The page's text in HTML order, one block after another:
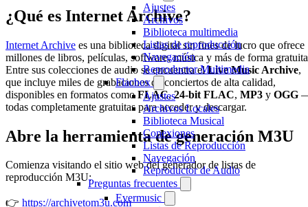
Ajustes
Archivos
Biblioteca multimedia
Listas de reproducción
Navegación
Reproductor Multimedia
Flacbox
Ajustes
Archivos Locales
Biblioteca Musical
Conexiones
Listas de Reproducción
Navegación
Reproductor de Audio
Preguntas frecuentes
Evermusic
¿Qué es Internet Archive?
Internet Archive es una biblioteca digital sin fines de lucro que ofrece
millones de libros, películas, software, música y más de forma
Entre sus colecciones de audio se encuentra elLive Music Archive,
que incluye miles de grabaciones de conciertos de alta calidad,
disponibles en formatos comoFLAC,24-bit FLAC, MP3 y OGG
todas completamente gratuitas para acceder y descargar.
Abre la herramienta de generación M3U
Comienza visitando el sitio web del generador de listas de
reproducción M3U:
👉 https://archivetom3u.com